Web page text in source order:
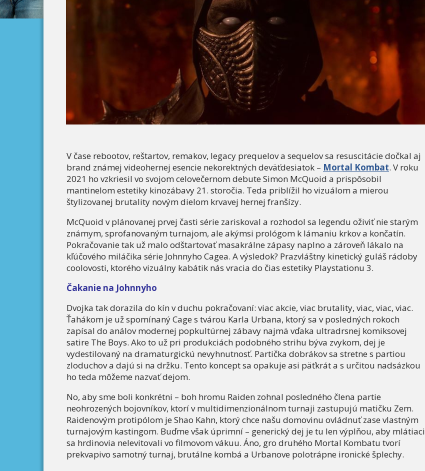
V čase rebootov, reštartov, remakov, legacy prequelov a sequelov sa resuscitácie dočkal aj
brand známej videohernej esencie nekorektných deväťdesiatok – Mortal Kombat. V roku
2021 ho vzkriesil vo svojom celovečernom debute Simon McQuoid a prispôsobil
mantinelom estetiky kinozábavy 21. storočia. Teda priblížil ho vizuálom a mierou
štylizovanej brutality novým dielom krvavej hernej franšízy.
McQuoid v plánovanej prvej časti série zariskoval a rozhodol sa legendu oživiť nie starým
známym, sprofanovaným turnajom, ale akýmsi prológom k lámaniu krkov a končatín.
Pokračovanie tak už malo odštartovať masakrálne zápasy naplno a zároveň lákalo na
kľúčového miláčika série Johnnyho Cagea. A výsledok? Prazvláštny kinetický guláš rádoby
coolovosti, ktorého vizuálny kabátik nás vracia do čias estetiky Playstationu 3.
Čakanie na Johnnyho
Dvojka tak dorazila do kín v duchu pokračovaní: viac akcie, viac brutality, viac, viac, viac.
Ťahákom je už spomínaný Cage s tvárou Karla Urbana, ktorý sa v posledných rokoch
zapísal do análov modernej popkultúrnej zábavy najmä vďaka ultradrsnej komiksovej
satire The Boys. Ako to už pri produkciách podobného strihu býva zvykom, dej je
vydestilovaný na dramaturgickú nevyhnutnosť. Partička dobrákov sa stretne s partiou
zloduchov a dajú si na držku. Tento koncept sa opakuje asi päťkrát a s určitou nadsázkou
ho teda môžeme nazvať dejom.
No, aby sme boli konkrétni – boh hromu Raiden zohnal posledného člena partie
neohrozených bojovníkov, ktorí v multidimenzionálnom turnaji zastupujú matičku Zem.
Raidenovým protipólom je Shao Kahn, ktorý chce našu domovinu ovládnuť zase vlastným
turnajovým kastingom. Buďme však úprimní – generický dej je tu len výplňou, aby mlátiaci
sa hrdinovia nelevitovali vo filmovom vákuu. Áno, gro druhého Mortal Kombatu tvorí
prekvapivo samotný turnaj, brutálne kombá a Urbanove polotrápne ironické šplechy.